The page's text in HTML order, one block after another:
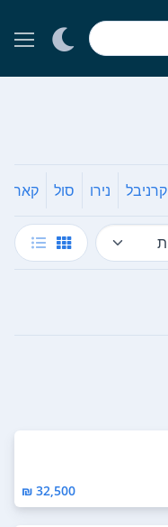
קרניבל נירו סול
32,500 ₪